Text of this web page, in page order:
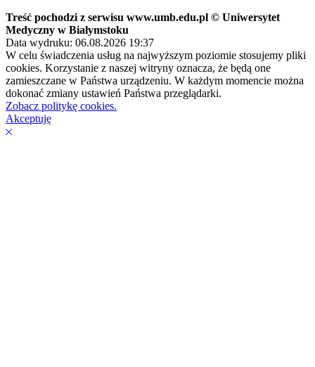
Treść pochodzi z serwisu www.umb.edu.pl © Uniwersytet
Medyczny w Białymstoku
Data wydruku: 06.08.2026 19:37
W celu świadczenia usług na najwyższym poziomie stosujemy pliki
cookies. Korzystanie z naszej witryny oznacza, że będą one
zamieszczane w Państwa urządzeniu. W każdym momencie można
dokonać zmiany ustawień Państwa przeglądarki.
Zobacz politykę cookies.
Akceptuję